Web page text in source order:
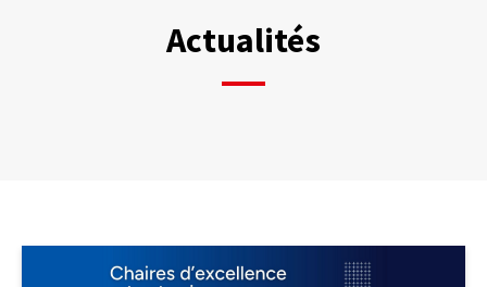
Actualités